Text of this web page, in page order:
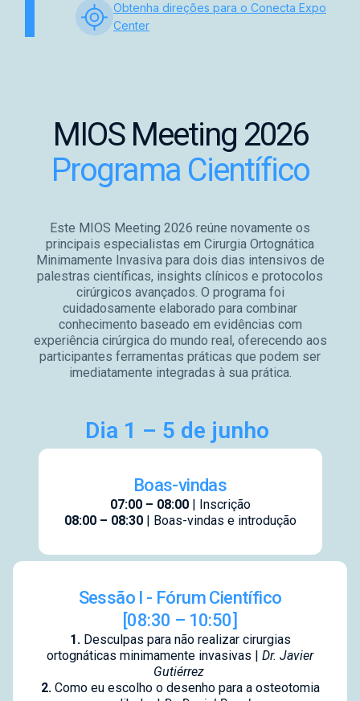
Obtenha direções para o Conecta Expo
Center
MIOS Meeting 2026
Programa Científico
Este MIOS Meeting 2026 reúne novamente os
principais especialistas em Cirurgia Ortognática
Minimamente Invasiva para dois dias intensivos de
palestras científicas, insights clínicos e protocolos
cirúrgicos avançados. O programa foi
cuidadosamente elaborado para combinar
conhecimento baseado em evidências com
experiência cirúrgica do mundo real, oferecendo aos
participantes ferramentas práticas que podem ser
imediatamente integradas à sua prática.
Dia 1 – 5 de junho
Boas-vindas
07:00 – 08:00 | Inscrição
08:00 – 08:30| Boas-vindas e introdução
Sessão I - Fórum Científico
[08:30 – 10:50]
1.Desculpas para não realizar cirurgias
ortognáticas minimamente invasivas | Dr. Javier
Gutiérrez
2.Como eu escolho o desenho para a osteotomia